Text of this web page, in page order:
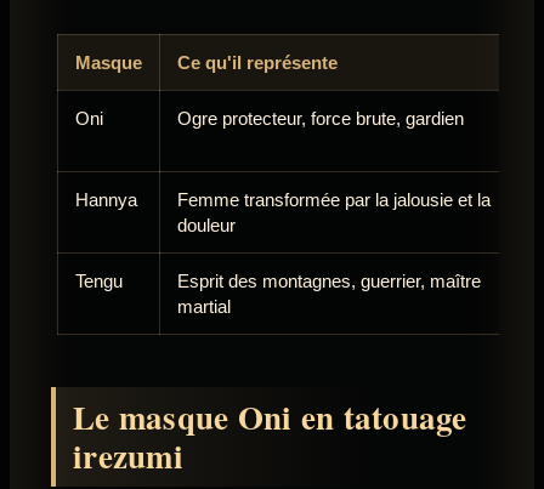
Masque Ce qu'il représente
Oni Ogre protecteur, force brute, gardien
Hannya
Femme transformée par la jalousie et la
douleur
Tengu
Esprit des montagnes, guerrier, maître
martial
Le masque Oni en tatouage
irezumi